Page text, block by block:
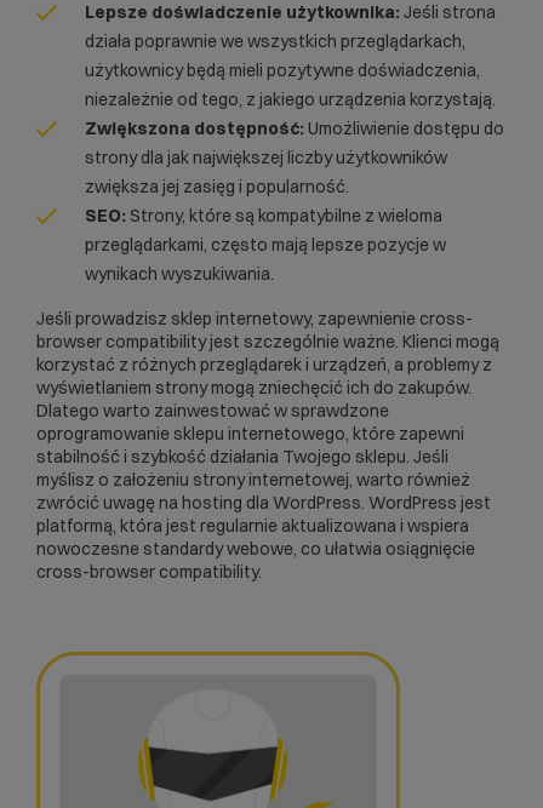
Lepsze doświadczenie użytkownika: Jeśli strona
działa poprawnie we wszystkich przeglądarkach,
użytkownicy będą mieli pozytywne doświadczenia,
niezależnie od tego, z jakiego urządzenia korzystają.
Zwiększona dostępność: Umożliwienie dostępu do
strony dla jak największej liczby użytkowników
zwiększa jej zasięg i popularność.
SEO: Strony, które są kompatybilne z wieloma
przeglądarkami, często mają lepsze pozycje w
wynikach wyszukiwania.
Jeśli prowadzisz sklep internetowy, zapewnienie cross-
browser compatibility jest szczególnie ważne. Klienci mogą
korzystać z różnych przeglądarek i urządzeń, a problemy z
wyświetlaniem strony mogą zniechęcić ich do zakupów.
Dlatego warto zainwestować w sprawdzone
oprogramowanie sklepu internetowego, które zapewni
stabilność i szybkość działania Twojego sklepu. Jeśli
myślisz o założeniu strony internetowej, warto również
zwrócić uwagę na hosting dla WordPress. WordPress jest
platformą, która jest regularnie aktualizowana i wspiera
nowoczesne standardy webowe, co ułatwia osiągnięcie
cross-browser compatibility.